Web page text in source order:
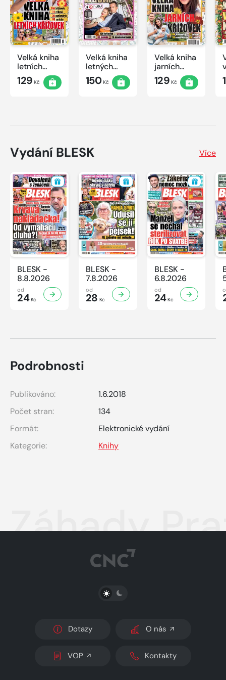
Velká kniha
letních
křížovek
2026
129 Kč
Velká kniha
letných
krížoviek s
TV JOJ
150Kč
Velká kniha
jarních
křížovek
2026
129 Kč
Vydání BLESK Více
BLESK -
8.8.2026
od
24Kč
BLESK -
7.8.2026
od
28 Kč
BLESK -
6.8.2026
od
24Kč
Podrobnosti
Publikováno:
1.6.2018
Počet stran:
134
Formát:
Elektronické vydání
Kategorie:
Knihy
Záhady
PŘEPNOUT SVĚTLÝ/TMAVÝ REŽIM
Dotazy O nás
VOP Kontakty